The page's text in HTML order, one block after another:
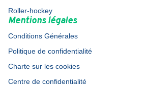
Roller-hockey
Mentions légales
Conditions Générales
Politique de confidentialité
Charte sur les cookies
Centre de confidentialité